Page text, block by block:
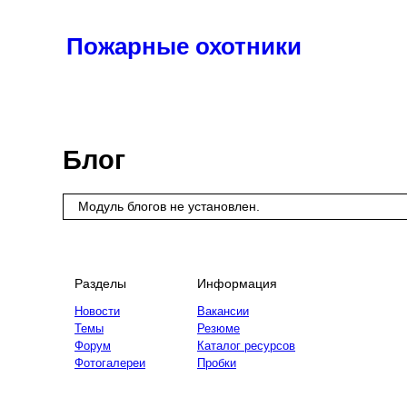
Пожарные охотники
Блог
Модуль блогов не установлен.
Разделы
Новости
Темы
Форум
Фотогалереи
Информация
Вакансии
Резюме
Каталог ресурсов
Пробки